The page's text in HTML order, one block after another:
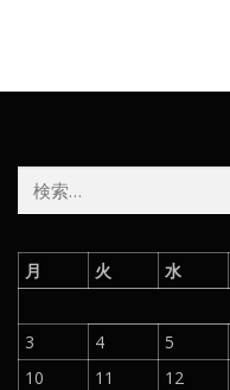
索:
月 火 水
3
4 5
10
11 12